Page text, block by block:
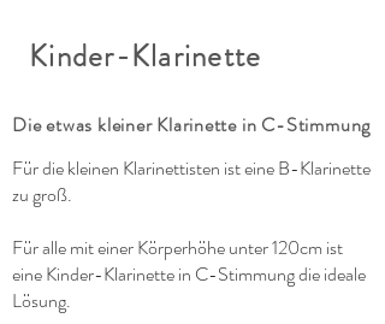
Kinder-Klarinette
Die etwas kleinerKlarinettein C-Stimmung
Für die kleinen Klarinettisten ist eine B-Klarinette
zu groß.
Für alle mit einer Körperhöhe unter 120cm ist
eine Kinder-Klarinette in C-Stimmung die ideale
Lösung.